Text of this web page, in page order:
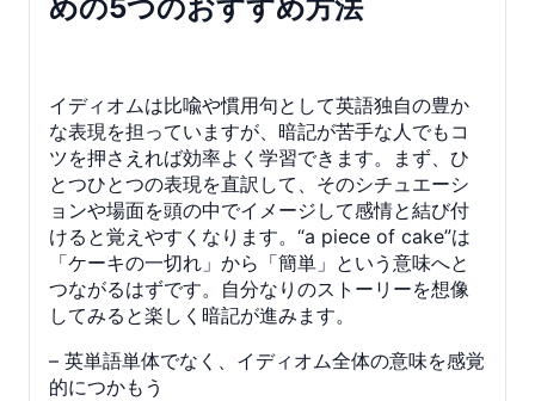
めの5つのおすすめ方法
イディオムは比喩や慣用句として英語独自の豊か
な表現を担っていますが、暗記が苦手な人でもコ
ツを押さえれば効率よく学習できます。まず、ひ
とつひとつの表現を直訳して、そのシチュエーシ
ョンや場面を頭の中でイメージして感情と結び付
けると覚えやすくなります。“a piece of cake”は
「ケーキの一切れ」から「簡単」という意味へと
つながるはずです。自分なりのストーリーを想像
してみると楽しく暗記が進みます。
– 英単語単体でなく、イディオム全体の意味を感覚
的につかもう